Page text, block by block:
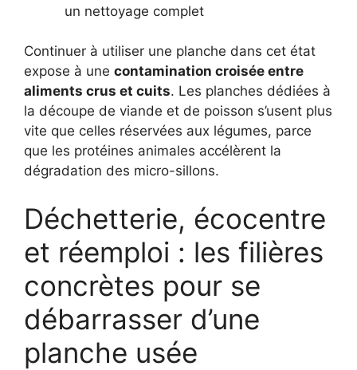
un nettoyage complet
Continuer à utiliser une planche dans cet état
expose à une contamination croisée entre
aliments crus et cuits. Les planches dédiées à
la découpe de viande et de poisson s’usent plus
vite que celles réservées aux légumes, parce
que les protéines animales accélèrent la
dégradation des micro-sillons.
Déchetterie, écocentre
et réemploi : les filières
concrètes pour se
débarrasser d’une
planche usée